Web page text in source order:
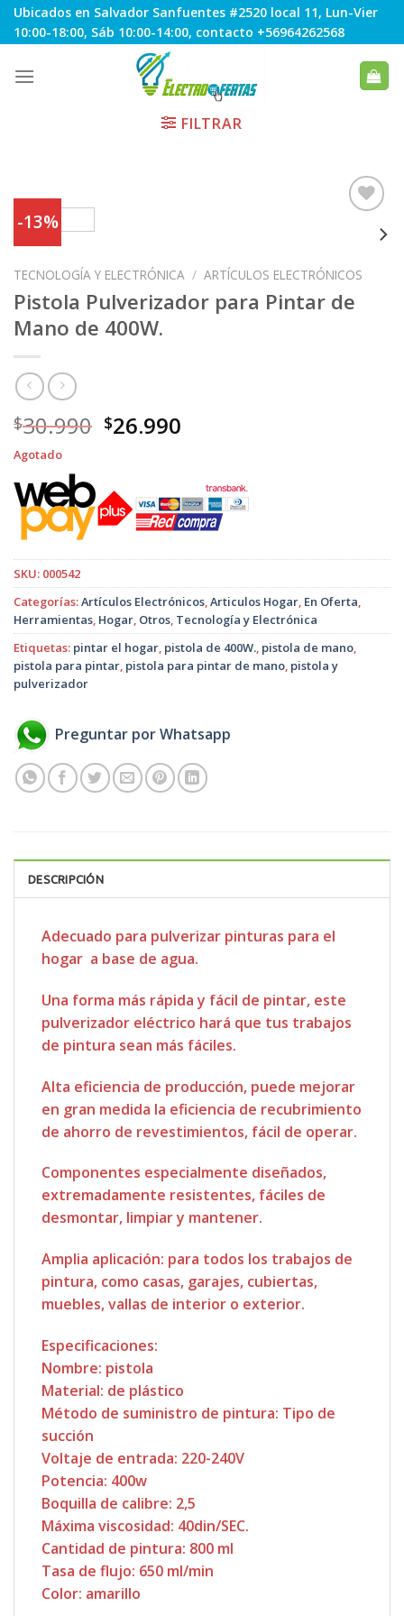
Skip
to
Ubicados en Salvador Sanfuentes #2520 local 11, Lun-Vier
10:00-18:00, Sáb 10:00-14:00, contacto +56964262568
FILTRAR
-13%
a
Favoritos
TECNOLOGÍA Y ELECTRÓNICA / ARTÍCULOS ELECTRÓNICOS
Pistola Pulverizador para Pintar de
Mano de 400W.
$30.990 El
era:
$30.990.
$26.990
es:
$26.990.
Agotado
SKU: 000542
Categorías:Artículos Electrónicos,Articulos Hogar, En Oferta,
Herramientas, Hogar, Otros, Tecnología y Electrónica
Etiquetas: pintar el hogar, pistola de 400W., pistola de mano,
pistola para pintar, pistola para pintar de mano, pistola y
pulverizador
Preguntar por Whatsapp
DESCRIPCIÓN
Adecuado para pulverizar pinturas para el
hogar a base de agua.
Una forma más rápida y fácil de pintar, este
pulverizador eléctrico hará que tus trabajos
de pintura sean más fáciles.
Alta eficiencia de producción, puede mejorar
en gran medida la eficiencia de recubrimiento
de ahorro de revestimientos, fácil de operar.
Componentes especialmente diseñados,
extremadamente resistentes, fáciles de
desmontar, limpiar y mantener.
Amplia aplicación: para todos los trabajos de
pintura, como casas, garajes, cubiertas,
muebles, vallas de interior o exterior.
Especificaciones:
Nombre: pistola
Material: de plástico
Método de suministro de pintura: Tipo de
succión
Voltaje de entrada: 220-240V
Potencia: 400w
Boquilla de calibre: 2,5
Máxima viscosidad: 40din/SEC.
Cantidad de pintura: 800 ml
Tasa de flujo: 650 ml/min
Color: amarillo